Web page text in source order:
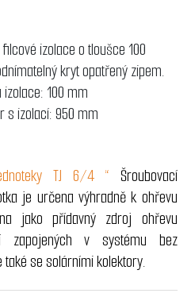
izolace o tloušce 100
kryt opatřený zipem.
izolace: 100 mm
s izolací: 950 mm
TJ 6/4 “ Šroubovací
je určena výhradně k ohřevu
jako přídavný zdroj ohřevu
zapojených v systému bez
se solárními kolektory.